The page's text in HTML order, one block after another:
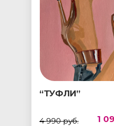
“ТУФЛИ”
4 990 руб. 1